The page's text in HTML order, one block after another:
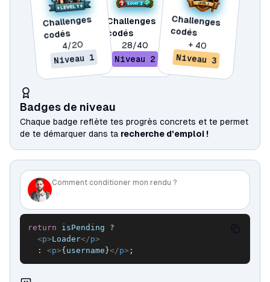
Challenges
codés
4/20
Niveau 1
Challenges
codés
28/40
Niveau 2
Challenges
codés
+ 40
Niveau 3
Badges de niveau
Chaque badge reflète tes progrès concrets et te permet
de te démarquer dans ta recherche d'emploi !
Comment conditioner mon rendu ?
return isPending ?
<p>Loader</p>
:
<p>{username}</p> ;